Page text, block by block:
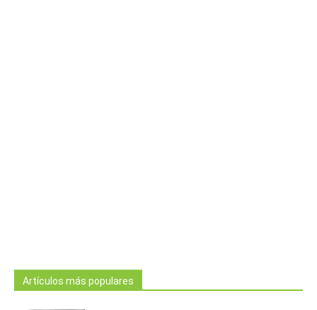
Artículos más populares